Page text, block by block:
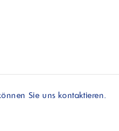
Sie uns kontaktieren.